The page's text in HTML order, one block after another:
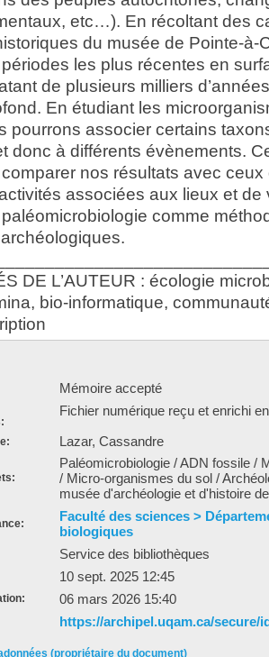
etc…). En récoltant des
du musée de Pointe-à-
les plus récentes en
de plusieurs milliers
En étudiant les
pourrons associer certains
donc à différents évènements.
nos résultats avec
associées aux lieux et de
comme
DE L’AUTEUR : écologie
bio-informatique,
Mémoire accepté
Fichier numérique reçu et enrichi
Lazar, Cassandre
Paléomicrobiologie / ADN fossile /
/ Micro-organismes du sol /
musée d'archéologie et d'histoire
Faculté des sciences >
biologiques
Service des bibliothèques
10 sept. 2025 12:45
06 mars 2026 15:40
https://archipel.uqam.ca/secure/
(propriétaire du document)